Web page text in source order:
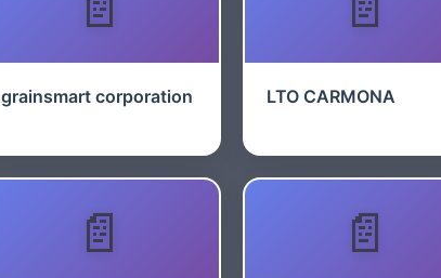
grainsmart corporation LTO CARMONA